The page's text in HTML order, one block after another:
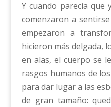
Y cuando parecía que
comenzaron a
empezaron a
hicieron más delgada,
en alas, el cuerpo se
rasgos humanos de
para dar lugar a las
de gran tamaño: